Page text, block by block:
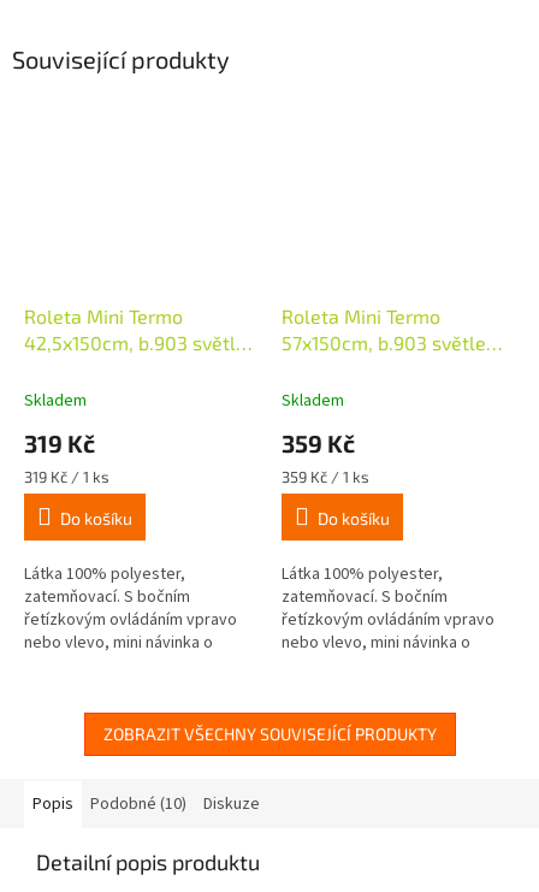
Související produkty
Roleta Mini Termo
42,5x150cm, b.903 světle
Skladem
319 Kč
Měrná
cena:
319 Kč / 1 ks
Do košíku
Látka 100% polyester,
zatemňovací. S bočním
řetízkovým ovládáním vpravo
nebo vlevo, mini návinka o
fólií, snadná montáž...
Roleta Mini Termo
57x150cm, b.903 světle
Skladem
359 Kč
Měrná
cena:
359 Kč / 1 ks
Do košíku
Látka 100% polyester,
zatemňovací. S bočním
řetízkovým ovládáním vpravo
nebo vlevo, mini návinka o
fólií, snadná montáž...
ZOBRAZIT VŠECHNY SOUVISEJÍCÍ PRODUKTY
Popis Podobné (10) Diskuze
Detailní popis produktu